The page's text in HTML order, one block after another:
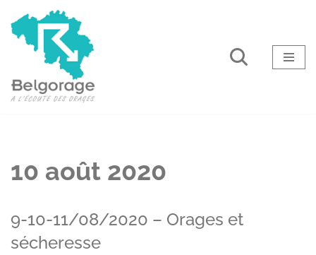
Aller
10 août 2020
9-10-11/08/2020 – Orages et
sécheresse